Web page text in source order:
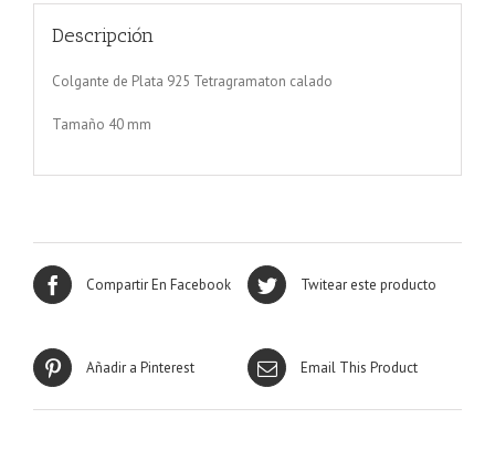
Descripción
Colgante de Plata 925 Tetragramaton calado
Tamaño 40 mm
Compartir En Facebook Twitear este producto
Añadir a Pinterest Email This Product